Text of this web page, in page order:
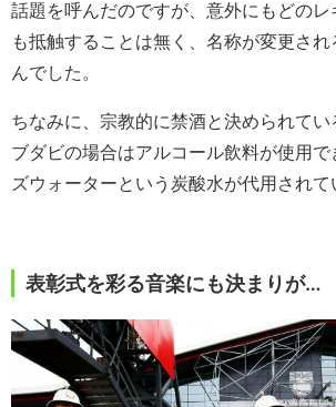
話題を呼んだのですが、意外にもどの
も抵触することは無く、名称が変更さ
んでした。
ちなみに、宗教的に禁酒と決められて
ブダビの場合はアルコール飲料が使用
ズウォーターという炭酸水が代用されて
表彰式を彩る音楽にも決まりが…